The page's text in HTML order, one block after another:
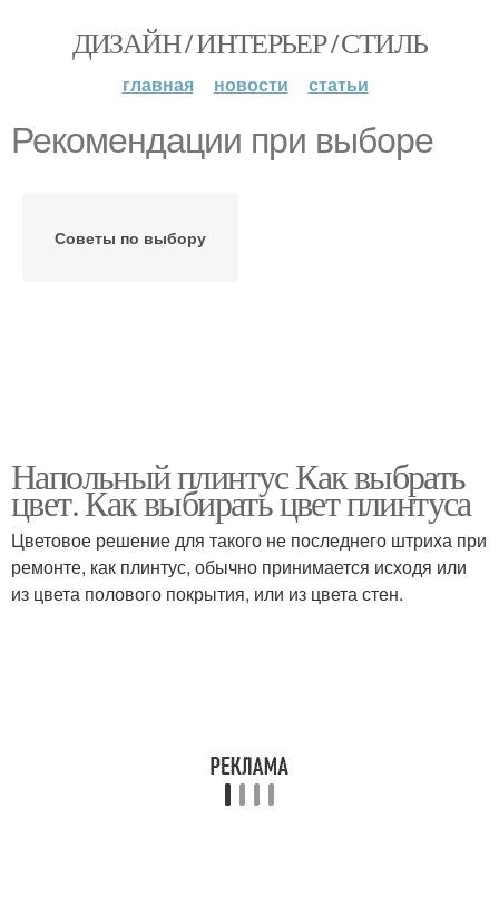
ДИЗАЙН / ИНТЕРЬЕР / СТИЛЬ
главная новости статьи
Рекомендации при выборе
Советы по выбору
Напольный плинтус Как выбрать
цвет. Как выбирать цвет плинтуса
Цветовое решение для такого не последнего штриха при
ремонте, как плинтус, обычно принимается исходя или
из цвета полового покрытия, или из цвета стен.